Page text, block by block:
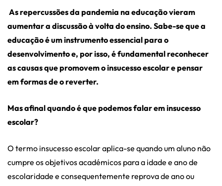
As repercussões da pandemia na educação vieram
aumentar a discussão à volta do ensino. Sabe-se que a
educação é um instrumento essencial para o
desenvolvimento e, por isso, é fundamental reconhecer
as causas que promovem o insucesso escolar e pensar
em formas de o reverter.
Mas afinal quando é que podemos falar em insucesso
escolar?
O termo insucesso escolar aplica-se quando um aluno não
cumpre os objetivos académicos para a idade e ano de
escolaridade e consequentemente reprova de ano ou